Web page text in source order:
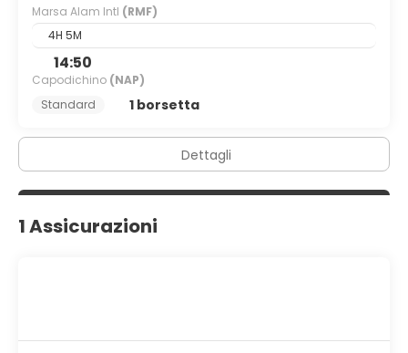
Marsa Alam Intl (RMF)
4H 5M
14:50
Capodichino (NAP)
Standard
1 borsetta
Dettagli
1 Assicurazioni